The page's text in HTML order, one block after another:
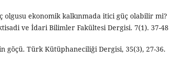
olgusu ekonomik kalkınmada itici güç olabilir mi?
ve İdari Bilimler Fakültesi Dergisi. 7(1). 37-48
göçü. Türk Kütüphaneciliği Dergisi, 35(3), 27-36.